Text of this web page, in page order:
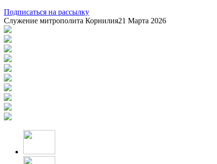
Подписаться на рассылку
Служение митрополита Корнилия21 Марта 2026